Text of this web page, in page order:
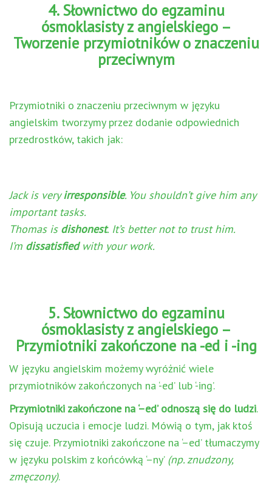
4. Słownictwo do egzaminu
ósmoklasisty z angielskiego –
Tworzenie przymiotników o znaczeniu
przeciwnym
Przymiotniki o znaczeniu przeciwnym w języku
angielskim tworzymy przez dodanie odpowiednich
przedrostków, takich jak:
Jack is veryirresponsible. You shouldn’t give him any
important tasks.
Thomas is dishonest. It’s better not to trust him.
I’m dissatisfiedwith your work.
5. Słownictwo do egzaminu
ósmoklasisty z angielskiego –
Przymiotniki zakończone na -ed i -ing
W języku angielskim możemy wyróżnić wiele
przymiotników zakończonych na ‘-ed’ lub ‘-ing’.
Przymiotniki zakończone na ‘–ed’ odnoszą się do ludzi.
Opisują uczucia i emocje ludzi. Mówią o tym, jak ktoś
się czuje. Przymiotniki zakończone na ‘–ed’ tłumaczymy
w języku polskim z końcówką ‘–ny’ (np. znudzony,
zmęczony).